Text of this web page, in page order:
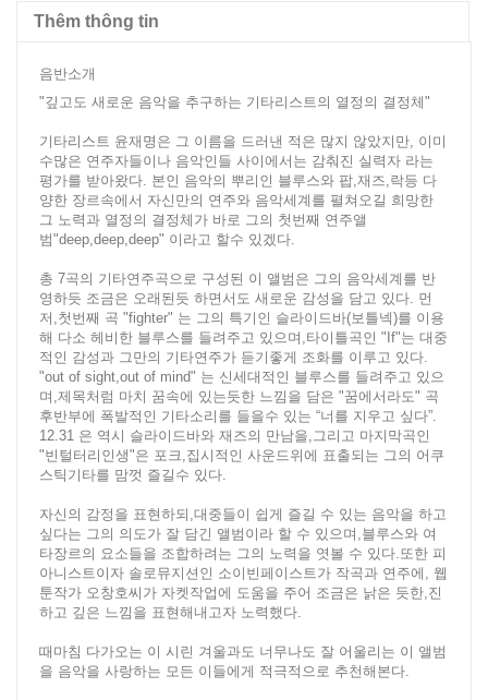
Thêm thông tin
음반소개
"깊고도 새로운 음악을 추구하는 기타리스트의 열정의 결정체"
기타리스트 윤재명은 그 이름을 드러낸 적은 많지 않았지만, 이미
수많은 연주자들이나 음악인들 사이에서는 감춰진 실력자 라는
평가를 받아왔다. 본인 음악의 뿌리인 블루스와 팝,재즈,락등 다
양한 장르속에서 자신만의 연주와 음악세계를 펼쳐오길 희망한
그 노력과 열정의 결정체가 바로 그의 첫번째 연주앨
범"deep,deep,deep" 이라고 할수 있겠다.
총 7곡의 기타연주곡으로 구성된 이 앨범은 그의 음악세계를 반
영하듯 조금은 오래된듯 하면서도 새로운 감성을 담고 있다. 먼
저,첫번째 곡 "fighter" 는 그의 특기인 슬라이드바(보틀넥)를 이용
해 다소 헤비한 블루스를 들려주고 있으며,타이틀곡인 "If"는 대중
적인 감성과 그만의 기타연주가 듣기좋게 조화를 이루고 있다.
"out of sight,out of mind" 는 신세대적인 블루스를 들려주고 있으
며,제목처럼 마치 꿈속에 있는듯한 느낌을 담은 "꿈에서라도" 곡
후반부에 폭발적인 기타소리를 들을수 있는 “너를 지우고 싶다”.
12.31 은 역시 슬라이드바와 재즈의 만남을,그리고 마지막곡인
"빈털터리인생"은 포크,집시적인 사운드위에 표출되는 그의 어쿠
스틱기타를 맘껏 즐길수 있다.
자신의 감정을 표현하되,대중들이 쉽게 즐길 수 있는 음악을 하고
싶다는 그의 의도가 잘 담긴 앨범이라 할 수 있으며,블루스와 여
타장르의 요소들을 조합하려는 그의 노력을 엿볼 수 있다.또한 피
아니스트이자 솔로뮤지션인 소이빈페이스트가 작곡과 연주에, 웹
툰작가 오창호씨가 자켓작업에 도움을 주어 조금은 낡은 듯한,진
하고 깊은 느낌을 표현해내고자 노력했다.
때마침 다가오는 이 시린 겨울과도 너무나도 잘 어울리는 이 앨범
을 음악을 사랑하는 모든 이들에게 적극적으로 추천해본다.